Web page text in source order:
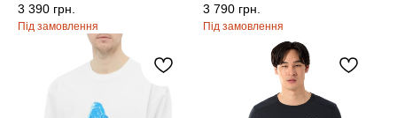
3 390 грн. 3 790 грн.